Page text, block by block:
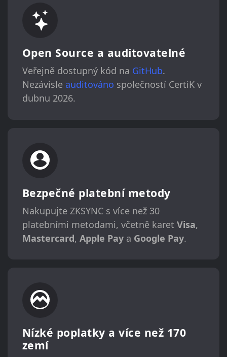
Open Source a auditovatelné
Veřejně dostupný kód na GitHub.
Nezávisle auditováno společností CertiK v
dubnu 2026.
Bezpečné platební metody
Nakupujte ZKSYNC s více než 30
platebními metodami, včetně karet Visa,
Mastercard, Apple Paya Google Pay.
Nízké poplatky a více než 170
zemí